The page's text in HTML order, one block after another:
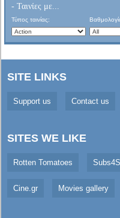
- Ταινίες με...
Τύπος ταινίας:
SITE LINKS
Support us Contact us
SITES WE LIKE
Rotten Tomatoes
Cine.gr Movies gallery